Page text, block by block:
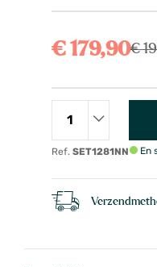
€ 179,90€
Ref. SET1281NN En